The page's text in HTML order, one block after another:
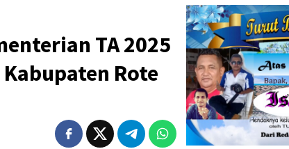
TA 2025
Kabupaten Rote